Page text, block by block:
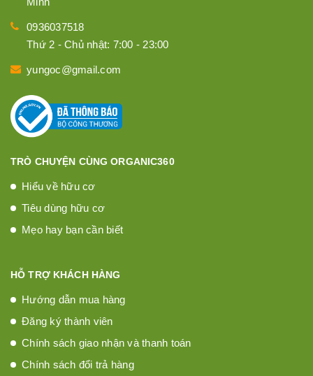
0936037518
Thứ 2 - Chủ nhật: 7:00 - 23:00
yungoc@gmail.com
TRÒ CHUYỆN CÙNG ORGANIC360
Hiểu về hữu cơ
Tiêu dùng hữu cơ
Mẹo hay bạn cần biết
HỖ TRỢ KHÁCH HÀNG
Hướng dẫn mua hàng
Đăng ký thành viên
Chính sách giao nhận và thanh toán
Chính sách đổi trả hàng